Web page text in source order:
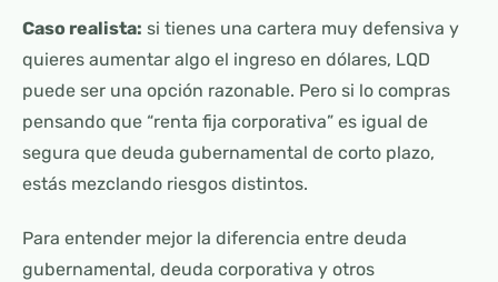
Caso realista: si tienes una cartera muy defensiva y
quieres aumentar algo el ingreso en dólares, LQD
puede ser una opción razonable. Pero si lo compras
pensando que “renta fija corporativa” es igual de
segura que deuda gubernamental de corto plazo,
estás mezclando riesgos distintos.
Para entender mejor la diferencia entre deuda
gubernamental, deuda corporativa y otros